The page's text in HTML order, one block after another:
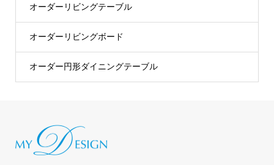
オーダーリビングテーブル
オーダーリビングボード
オーダー円形ダイニングテーブル